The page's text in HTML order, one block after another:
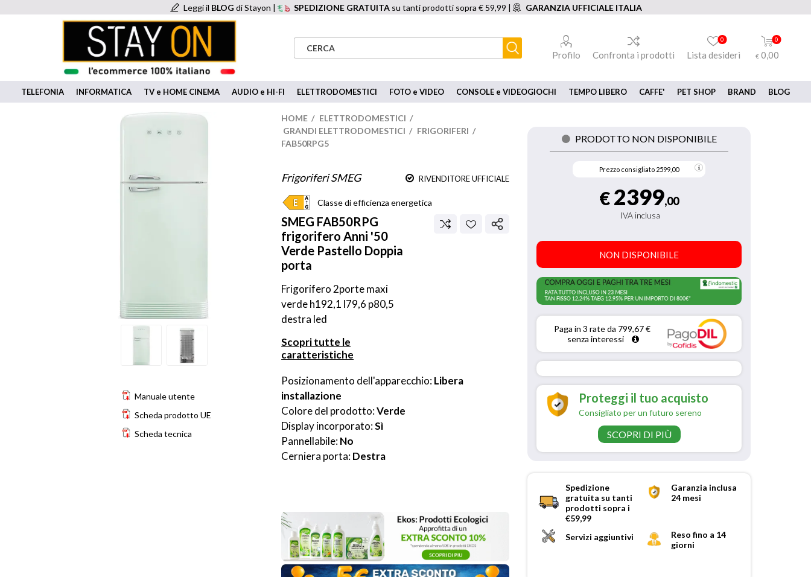
Leggi il BLOG di Stayon | SPEDIZIONE GRATUITA su tanti prodotti sopra € 59,99 | GARANZIA UFFICIALE ITALIA
Profilo Confronta i prodotti Lista desideri
0 0
€ 0,00
TELEFONIA INFORMATICA TV e HOME CINEMA AUDIO e HI-FI ELETTRODOMESTICI FOTO e VIDEO CONSOLE e VIDEOGIOCHI TEMPO LIBERO CAFFE' PET SHOP BRAND BLOG
Manuale utente
Scheda prodotto UE
Scheda tecnica
HOME / ELETTRODOMESTICI /
GRANDI ELETTRODOMESTICI / FRIGORIFERI /
FAB50RPG5
Frigoriferi SMEG RIVENDITORE UFFICIALE
Classe di efficienza energetica
SMEG FAB50RPG
frigorifero Anni '50
Verde Pastello Doppia
porta
Frigorifero 2porte maxi
verde h192,1 l79,6 p80,5
destra led
Scopri tutte le
caratteristiche
Posizionamento dell'apparecchio: Libera
installazione
Colore del prodotto: Verde
Display incorporato: Sì
Pannellabile: No
Cerniera porta: Destra
PRODOTTO NON DISPONIBILE
Prezzo consigliato 2599,00
€2399,00
IVA inclusa
NON DISPONIBILE
Paga in 3 rate da 799,67 €
senza interessi
Proteggi il tuo acquisto
Consigliato per un futuro sereno
SCOPRI DI PIÙ
Spedizione
gratuita su tanti
prodotti sopra i
€59,99
Garanzia inclusa
24 mesi
Servizi aggiuntivi
Reso fino a 14
giorni